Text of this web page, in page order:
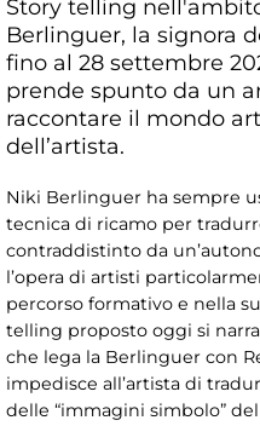
Story telling
Berlinguer, la signora
fino al 28 settembre
prende spunto da un
raccontare il mondo
dell’artista.
Niki Berlinguer ha sempre
tecnica di ricamo per
contraddistinto da
l’opera di artisti
percorso formativo e nella
telling proposto oggi si
che lega la Berlinguer con
impedisce all’artista di
delle “immagini simbolo”